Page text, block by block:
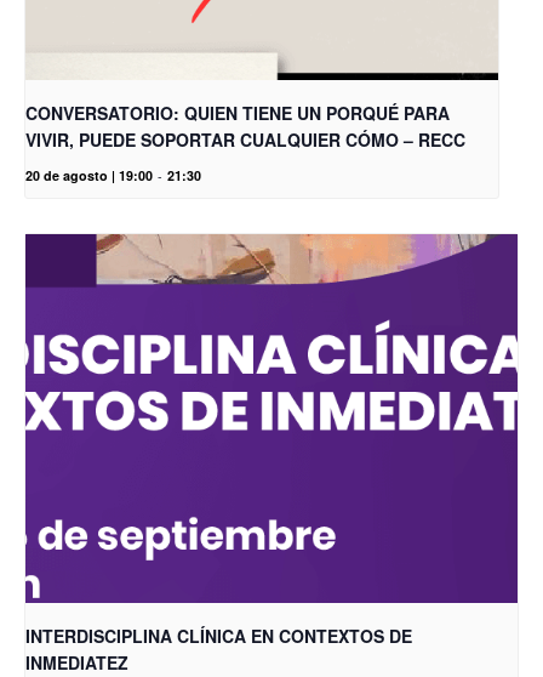
CONVERSATORIO: QUIEN TIENE UN PORQUÉ PARA
VIVIR, PUEDE SOPORTAR CUALQUIER CÓMO – RECC
20 de agosto | 19:00 - 21:30
INTERDISCIPLINA CLÍNICA EN CONTEXTOS DE
INMEDIATEZ